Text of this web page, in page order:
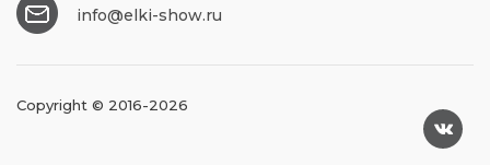
info@elki-show.ru
Copyright © 2016-2026